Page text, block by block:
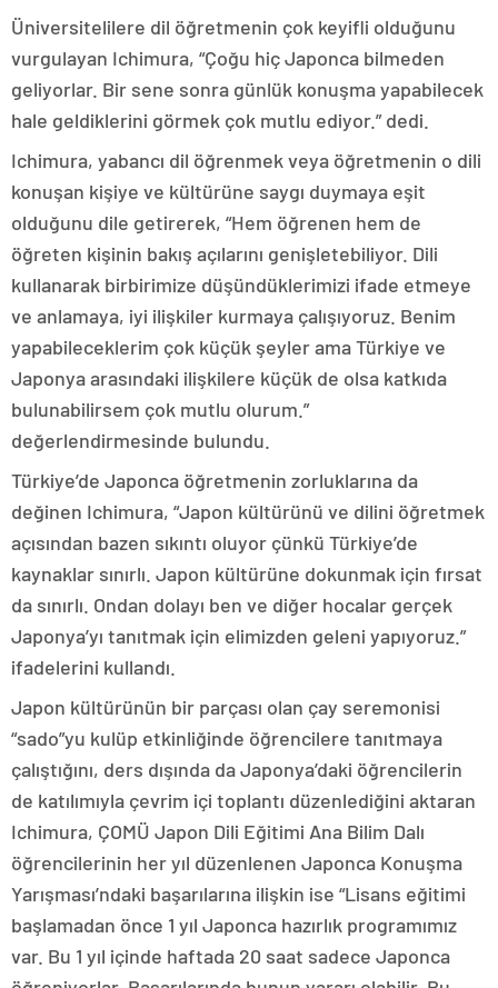
Üniversitelilere dil öğretmenin çok keyifli olduğunu
vurgulayan Ichimura, “Çoğu hiç Japonca bilmeden
geliyorlar. Bir sene sonra günlük konuşma yapabilecek
hale geldiklerini görmek çok mutlu ediyor.” dedi.
Ichimura, yabancı dil öğrenmek veya öğretmenin o dili
konuşan kişiye ve kültürüne saygı duymaya eşit
olduğunu dile getirerek, “Hem öğrenen hem de
öğreten kişinin bakış açılarını genişletebiliyor. Dili
kullanarak birbirimize düşündüklerimizi ifade etmeye
ve anlamaya, iyi ilişkiler kurmaya çalışıyoruz. Benim
yapabileceklerim çok küçük şeyler ama Türkiye ve
Japonya arasındaki ilişkilere küçük de olsa katkıda
bulunabilirsem çok mutlu olurum.”
değerlendirmesinde bulundu.
Türkiye’de Japonca öğretmenin zorluklarına da
değinen Ichimura, “Japon kültürünü ve dilini öğretmek
açısından bazen sıkıntı oluyor çünkü Türkiye’de
kaynaklar sınırlı. Japon kültürüne dokunmak için fırsat
da sınırlı. Ondan dolayı ben ve diğer hocalar gerçek
Japonya’yı tanıtmak için elimizden geleni yapıyoruz.”
ifadelerini kullandı.
Japon kültürünün bir parçası olan çay seremonisi
“sado”yu kulüp etkinliğinde öğrencilere tanıtmaya
çalıştığını, ders dışında da Japonya’daki öğrencilerin
de katılımıyla çevrim içi toplantı düzenlediğini aktaran
Ichimura, ÇOMÜ Japon Dili Eğitimi Ana Bilim Dalı
öğrencilerinin her yıl düzenlenen Japonca Konuşma
Yarışması’ndaki başarılarına ilişkin ise “Lisans eğitimi
başlamadan önce 1 yıl Japonca hazırlık programımız
var. Bu 1 yıl içinde haftada 20 saat sadece Japonca